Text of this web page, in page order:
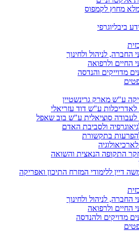
מחוץ לקמפוס
ביבליוגרפי
החברה, לניהול ולחינוך
החיים ולרפואה
מדוייקים והנדסה
ע"ש מארק גרינשטיין
ע"ש דוד עזריאלי
לעבודה סוציאלית ע"ש בוב שאפל
ולסביבת האדם
בתקשורת
התקופה הנאצית והשואה
דיין ללימודי המזרח התיכון ואפריקה
החברה, לניהול ולחינוך
החיים ולרפואה
מדויקים ולהנדסה